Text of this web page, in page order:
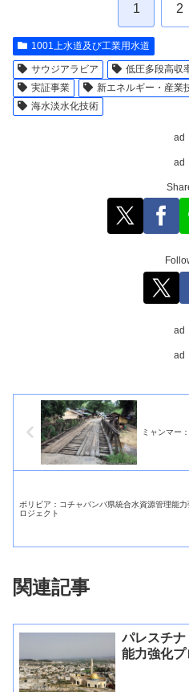
1 2
1001上水道及び工業用水道
サウジアラビア
低圧多段高収
実証事業
新エネルギー・産業
海水淡水化技術
ad
ad
ad
ad
ミャンマー
ボリビア：コチャバンバ県統合水資源管理能
ロジェクト
関連記事
パレスチ
能力強化プ